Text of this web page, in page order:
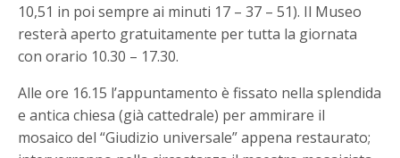
10,51 in poi sempre ai minuti 17 – 37 – 51). Il Museo
resterà aperto gratuitamente per tutta la giornata
con orario 10.30 – 17.30.
Alle ore 16.15 l’appuntamento è fissato nella splendida
e antica chiesa (già cattedrale) per ammirare il
mosaico del “Giudizio universale” appena restaurato;